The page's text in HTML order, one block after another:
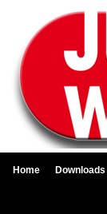
Home Downloads